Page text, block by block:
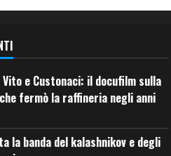
Vito e Custonaci: il docufilm sulla
fermò la raffineria negli anni
la banda del kalashnikov e degli